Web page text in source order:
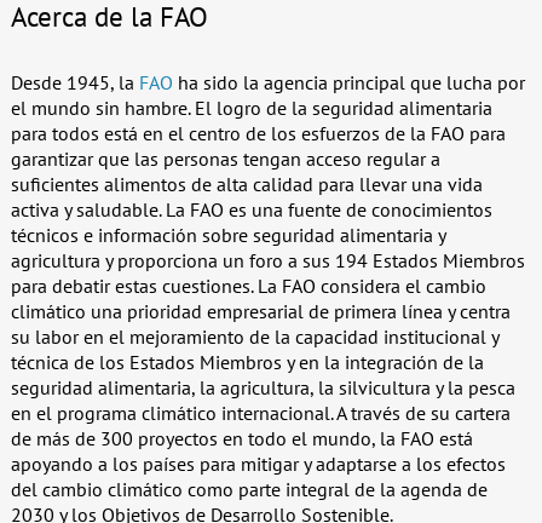
Acerca de la FAO
Desde 1945, la FAO ha sido la agencia principal que lucha por
el mundo sin hambre. El logro de la seguridad alimentaria
para todos está en el centro de los esfuerzos de la FAO para
garantizar que las personas tengan acceso regular a
suficientes alimentos de alta calidad para llevar una vida
activa y saludable. La FAO es una fuente de conocimientos
técnicos e información sobre seguridad alimentaria y
agricultura y proporciona un foro a sus 194 Estados Miembros
para debatir estas cuestiones. La FAO considera el cambio
climático una prioridad empresarial de primera línea y centra
su labor en el mejoramiento de la capacidad institucional y
técnica de los Estados Miembros y en la integración de la
seguridad alimentaria, la agricultura, la silvicultura y la pesca
en el programa climático internacional. A través de su cartera
de más de 300 proyectos en todo el mundo, la FAO está
apoyando a los países para mitigar y adaptarse a los efectos
del cambio climático como parte integral de la agenda de
2030 y los Objetivos de Desarrollo Sostenible.